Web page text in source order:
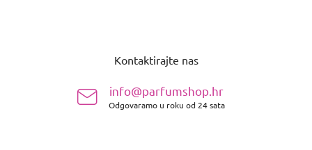
Kontaktirajte nas
info@parfumshop.hr
Odgovaramo u roku od 24 sata